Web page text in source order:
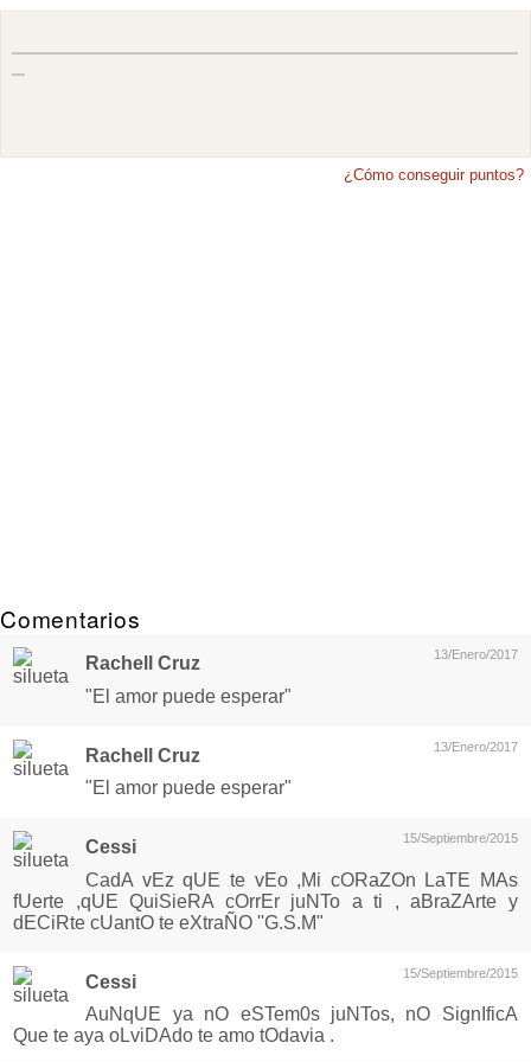
¿Cómo conseguir puntos?
Comentarios
13/Enero/2017
Rachell Cruz
"El amor puede esperar"
13/Enero/2017
Rachell Cruz
"El amor puede esperar"
15/Septiembre/2015
Cessi
CadA vEz qUE te vEo ,Mi cORaZOn LaTE MAs
fUerte ,qUE QuiSieRA cOrrEr juNTo a ti , aBraZArte y
dECiRte cUantO te eXtraÑO ''G.S.M"
15/Septiembre/2015
Cessi
AuNqUE ya nO eSTem0s juNTos, nO SignIficA
Que te aya oLviDAdo te amo tOdavia .